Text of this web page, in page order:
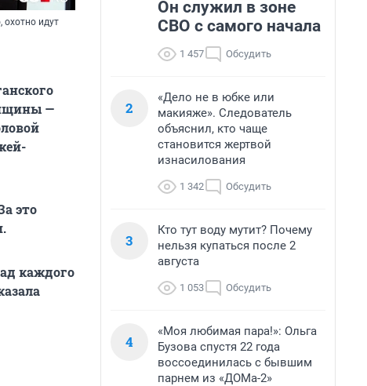
охотно идут
—
это
каждого
Он служил в зоне
СВО с самого начала
1 457 Обсудить
2
«Дело не в юбке или
макияже». Следователь
объяснил, кто чаще
становится жертвой
изнасилования
1 342 Обсудить
3
Кто тут воду мутит? Почему
нельзя купаться после 2
августа
1 053 Обсудить
4
«Моя любимая пара!»: Ольга
Бузова спустя 22 года
воссоединилась с бывшим
парнем из «ДОМа-2»